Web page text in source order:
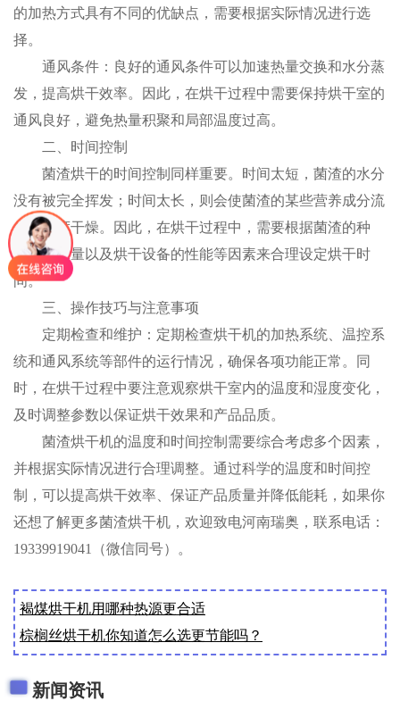
的加热方式具有不同的优缺点，需要根据实际情况进行选
择。
通风条件：良好的通风条件可以加速热量交换和水分蒸
发，提高烘干效率。因此，在烘干过程中需要保持烘干室的
通风良好，避免热量积聚和局部温度过高。
二、时间控制
菌渣烘干的时间控制同样重要。时间太短，菌渣的水分
没有被完全挥发；时间太长，则会使菌渣的某些营养成分流
失或过度干燥。因此，在烘干过程中，需要根据菌渣的种
类、含水量以及烘干设备的性能等因素来合理设定烘干时
间。
三、操作技巧与注意事项
定期检查和维护：定期检查烘干机的加热系统、温控系
统和通风系统等部件的运行情况，确保各项功能正常。同
时，在烘干过程中要注意观察烘干室内的温度和湿度变化，
及时调整参数以保证烘干效果和产品品质。
菌渣烘干机的温度和时间控制需要综合考虑多个因素，
并根据实际情况进行合理调整。通过科学的温度和时间控
制，可以提高烘干效率、保证产品质量并降低能耗，如果你
还想了解更多菌渣烘干机，欢迎致电河南瑞奥，联系电话：
19339919041（微信同号）。
褐煤烘干机用哪种热源更合适
棕榈丝烘干机你知道怎么选更节能吗？
新闻资讯